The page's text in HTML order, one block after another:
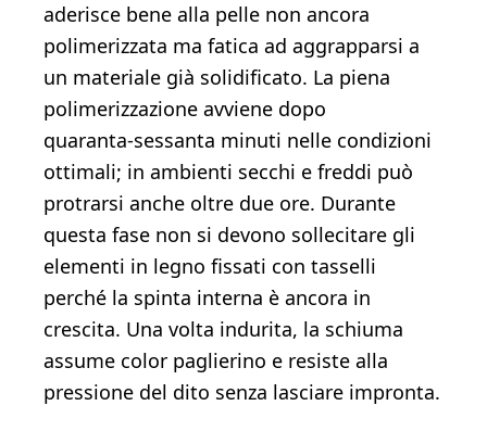
aderisce bene alla pelle non ancora
polimerizzata ma fatica ad aggrapparsi a
un materiale già solidificato. La piena
polimerizzazione avviene dopo
quaranta‑sessanta minuti nelle condizioni
ottimali; in ambienti secchi e freddi può
protrarsi anche oltre due ore. Durante
questa fase non si devono sollecitare gli
elementi in legno fissati con tasselli
perché la spinta interna è ancora in
crescita. Una volta indurita, la schiuma
assume color paglierino e resiste alla
pressione del dito senza lasciare impronta.